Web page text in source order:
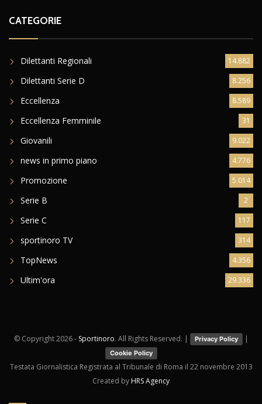
CATEGORIE
Dilettanti Regionali 14.882
Dilettanti Serie D 8.256
Eccellenza 8.589
Eccellenza Femminile 31
Giovanili 9.022
news in primo piano 4.776
Promozione 5.014
Serie B 2
Serie C 117
sportinoro TV 314
TopNews 4.356
Ultim'ora 29.336
© Copyright2026 - Sportinoro. All Rights Reserved. | Privacy Policy |
Cookie Policy
Testata Giornalistica Registrata al Tribunale di Roma il 22 novembre 2013
Created by HRS Agency